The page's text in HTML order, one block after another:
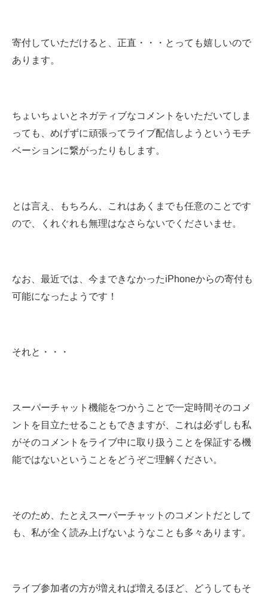
寄付していただけると、正直・・・とっても嬉しいので
あります。
ちょいちょいとネガティブなコメントをいただいてしま
っても
、めげずに頑張ってライブ配信しようというモチ
ベーションに繋がったりもします。
とは言え、もちろん、これはあくまでも任意のことです
ので、くれぐれも無理はなさらないでくださいませ。
なお、最近では、今まできなかったiPhoneからの寄付も
可能になったようです！
それと・・・
スーパーチャット機能をつかうことで一定時間そのコメ
ントを目立たせることもできますが、これは必ずしも私
がそのコメントをライブ中に取り扱うことを保証する機
能ではないということをどうぞご理解ください。
そのため、たとえスーパーチャットのコメントだとして
も、私が全く読み上げないようなことも多々あります。
ライブ参加者の方が増えれば増えるほど、どうしてもそ